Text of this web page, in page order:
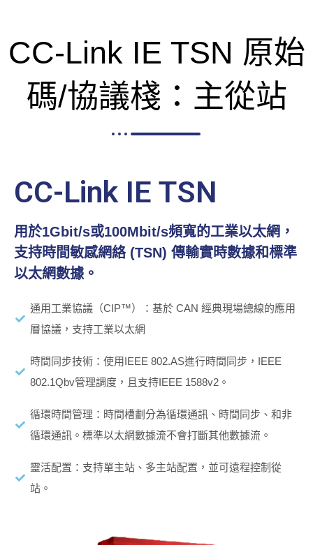
CC-Link IE TSN 原始
碼/協議棧：主從站
CC-Link IE TSN
用於1Gbit/s或100Mbit/s頻寬的工業以太網，
支持時間敏感網絡 (TSN) 傳輸實時數據和標準
以太網數據。
通用工業協議（CIP™）：基於 CAN 經典現場總線的應用
層協議，支持工業以太網
時間同步技術：使用IEEE 802.AS進行時間同步，IEEE
802.1Qbv管理調度，且支持IEEE 1588v2。
循環時間管理：時間槽劃分為循環通訊、時間同步、和非
循環通訊。標準以太網數據流不會打斷其他數據流。
靈活配置：支持單主站、多主站配置，並可遠程控制從
站。